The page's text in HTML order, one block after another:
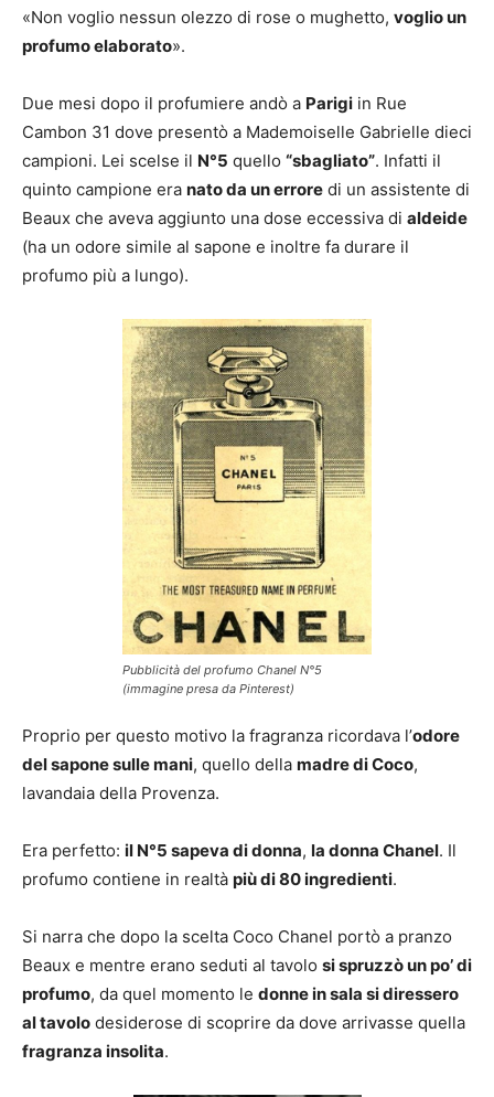
«Non voglio nessun olezzo di rose o mughetto, voglio un
profumo elaborato».
Due mesi dopo il profumiere andò a Parigi in Rue
Cambon 31 dove presentò a Mademoiselle Gabrielle dieci
campioni. Lei scelse il N°5 quello “sbagliato”. Infatti il
quinto campione era nato da un errore di un assistente di
Beaux che aveva aggiunto una dose eccessiva di aldeide
(ha un odore simile al sapone e inoltre fa durare il
profumo più a lungo).
Pubblicità del profumo Chanel N°5
(immagine presa da Pinterest)
Proprio per questo motivo la fragranza ricordava l’odore
del sapone sulle mani, quello della madre di Coco,
lavandaia della Provenza.
Era perfetto: il N°5 sapeva di donna, la donna Chanel. Il
profumo contiene in realtà più di 80 ingredienti.
Si narra che dopo la scelta Coco Chanel portò a pranzo
Beaux e mentre erano seduti al tavolo si spruzzò un po’ di
profumo, da quel momento le donne in sala si diressero
al tavolo desiderose di scoprire da dove arrivasse quella
fragranza insolita.